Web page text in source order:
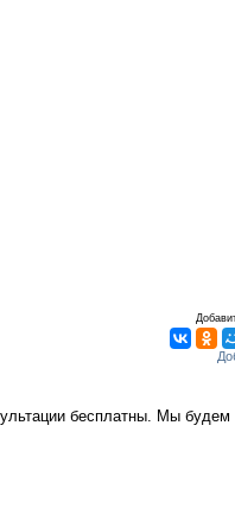
бесплатны. Мы